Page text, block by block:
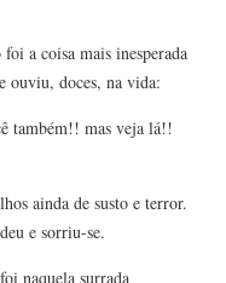
a coisa mais inesperada
ouviu, doces, na vida:
também!! mas veja lá!!
ainda de susto e terror.
e sorriu-se.
naquela surrada